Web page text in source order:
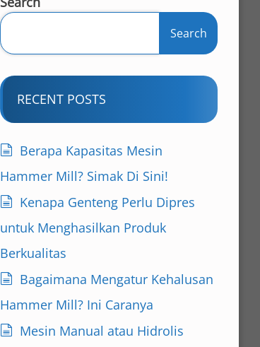
Search
RECENT POSTS
Berapa Kapasitas Mesin
Hammer Mill? Simak Di Sini!
Kenapa Genteng Perlu Dipres
untuk Menghasilkan Produk
Berkualitas
Bagaimana Mengatur Kehalusan
Hammer Mill? Ini Caranya
Mesin Manual atau Hidrolis